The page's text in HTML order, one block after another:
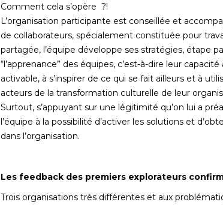
Comment cela s’opère ?!
L’organisation participante est conseillée et
de collaborateurs, spécialement constituée pour
partagée, l’équipe développe ses stratégies, étape
“l’apprenance” des équipes, c’est-à-dire leur
activable, à s’inspirer de ce qui se fait ailleurs et à
acteurs de la transformation culturelle de leur
Surtout, s’appuyant sur une légitimité qu’on lui a
l’équipe à la possibilité d’activer les solutions et
dans l’organisation.
Les feedback des premiers explorateurs
Trois organisations très différentes et aux